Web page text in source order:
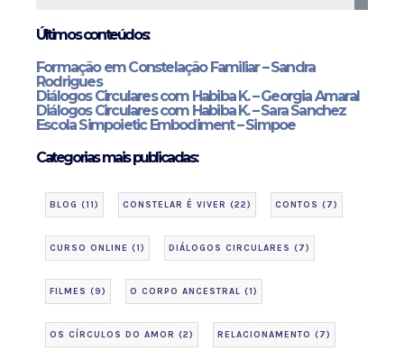
Últimos conteúdos:
Formação em Constelação Familiar – Sandra
Rodrigues
Diálogos Circulares com Habiba K. – Georgia Amaral
Diálogos Circulares com Habiba K. – Sara Sanchez
Escola Simpoietic Embodiment – Simpoe
Categorias mais publicadas:
BLOG (11) CONSTELAR É VIVER (22) CONTOS (7)
CURSO ONLINE (1) DIÁLOGOS CIRCULARES (7)
FILMES (9) O CORPO ANCESTRAL (1)
OS CÍRCULOS DO AMOR (2) RELACIONAMENTO (7)